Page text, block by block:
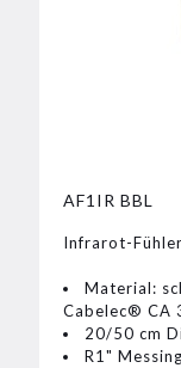
AF1IR BBL
Infrarot-Fühler
Material:
Cabelec® CA
20/50 cm
R1"